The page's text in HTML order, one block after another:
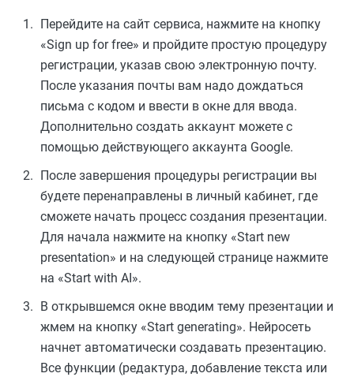
Перейдите на сайт сервиса, нажмите на кнопку
«Sign up for free» и пройдите простую процедуру
регистрации, указав свою электронную почту.
После указания почты вам надо дождаться
письма с кодом и ввести в окне для ввода.
Дополнительно создать аккаунт можете с
помощью действующего аккаунта Google.
После завершения процедуры регистрации вы
будете перенаправлены в личный кабинет, где
сможете начать процесс создания презентации.
Для начала нажмите на кнопку «Start new
presentation» и на следующей странице нажмите
на «Start with AI».
В открывшемся окне вводим тему презентации и
жмем на кнопку «Start generating». Нейросеть
начнет автоматически создавать презентацию.
Все функции (редактура, добавление текста или